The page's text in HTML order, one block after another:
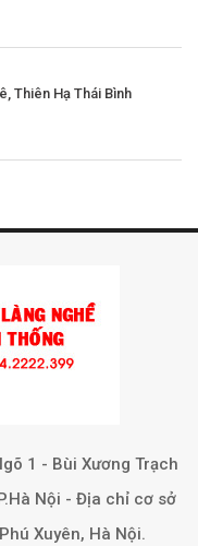
Thiên Hạ Thái Bình
1 - Bùi Xương Trạch
Nội - Địa chỉ cơ sở
Xuyên, Hà Nội.